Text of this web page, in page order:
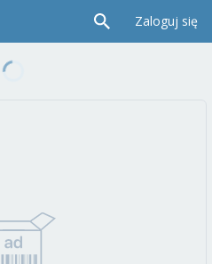
Zaloguj się